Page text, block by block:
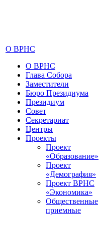
О ВРНС
О ВРНС
Глава Собора
Заместители
Бюро Президиума
Президиум
Совет
Секретариат
Центры
Проекты
Проект
«Образование»
Проект
«Демография»
Проект ВРНС
«Экономика»
Общественные
приемные